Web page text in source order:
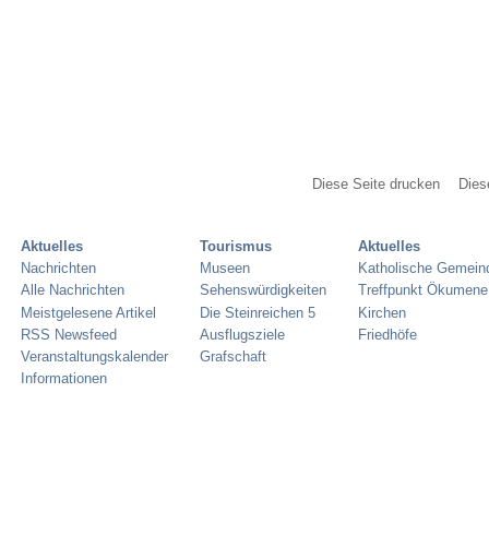
Diese Seite drucken
Aktuelles
Nachrichten
Alle Nachrichten
Meistgelesene Artikel
RSS Newsfeed
Veranstaltungskalender
Informationen
Tourismus
Museen
Sehenswürdigkeiten
Die Steinreichen 5
Ausflugsziele
Grafschaft
Aktuelles
Katholische
Treffpunkt Ökumene
Kirchen
Friedhöfe